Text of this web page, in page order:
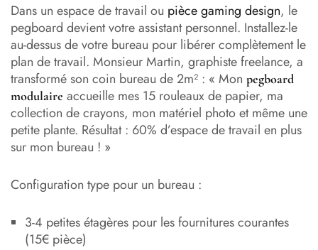
Dans un espace de travail ou pièce gaming design, le
pegboard devient votre assistant personnel. Installez-le
au-dessus de votre bureau pour libérer complètement le
plan de travail. Monsieur Martin, graphiste freelance, a
transformé son coin bureau de 2m² : « Mon pegboard
modulaire accueille mes 15 rouleaux de papier, ma
collection de crayons, mon matériel photo et même une
petite plante. Résultat : 60% d’espace de travail en plus
sur mon bureau ! »
Configuration type pour un bureau :
3-4 petites étagères pour les fournitures courantes
(15€ pièce)